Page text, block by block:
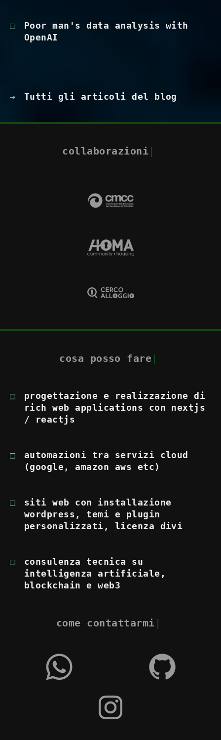
Poor man's data analysis with
OpenAI
Tutti gli articoli del blog
collaborazioni |
cosa posso fare |
progettazione e realizzazione di
rich web applications con nextjs
/ reactjs
automazioni tra servizi cloud
(google, amazon aws etc)
siti web con installazione
wordpress, temi e plugin
personalizzati, licenza divi
consulenza tecnica su
intelligenza artificiale,
blockchain e web3
come contattarmi |